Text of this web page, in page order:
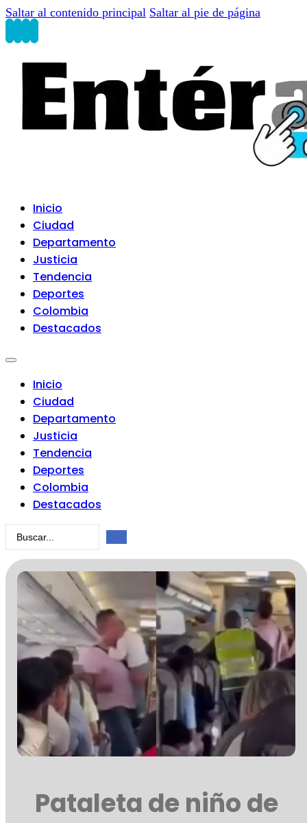
Saltar al contenido principal Saltar al pie de página
Inicio
Ciudad
Departamento
Justicia
Tendencia
Deportes
Colombia
Destacados
Inicio
Ciudad
Departamento
Justicia
Tendencia
Deportes
Colombia
Destacados
Search
Pataleta de niño de